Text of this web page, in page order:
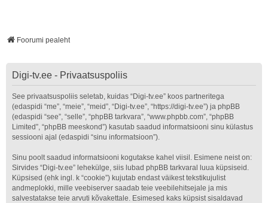
Foorumi pealeht
Digi-tv.ee - Privaatsuspoliis
See privaatsuspoliis seletab, kuidas “Digi-tv.ee” koos partneritega
(edaspidi “me”, “meie”, “meid”, “Digi-tv.ee”, “https://digi-tv.ee”) ja phpBB
(edaspidi “see”, “selle”, “phpBB tarkvara”, “www.phpbb.com”, “phpBB
Limited”, “phpBB meeskond”) kasutab saadud informatsiooni sinu külastus
sessiooni ajal (edaspidi “sinu informatsioon”).
Sinu poolt saadud informatsiooni kogutakse kahel viisil. Esimene neist on:
Sirvides “Digi-tv.ee” lehekülge, siis lubad phpBB tarkvaral luua küpsiseid.
Küpsised (ehk ingl. k “cookie”) kujutab endast väikest tekstikujulist
andmeplokki, mille veebiserver saadab teie veebilehitsejale ja mis
salvestatakse teie arvuti kõvakettale. Esimesed kaks küpsist sisaldavad